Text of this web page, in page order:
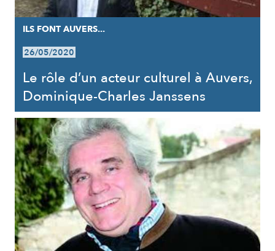
ILS FONT AUVERS...
26/05/2020
Le rôle d’un acteur culturel à Auvers,
Dominique-Charles Janssens